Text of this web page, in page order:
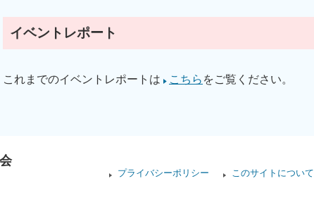
イベントレポート
これまでのイベントレポートは こちら をご覧ください。
プライバシーポリシー このサイトについて